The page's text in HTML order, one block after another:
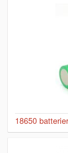
18650 batterier